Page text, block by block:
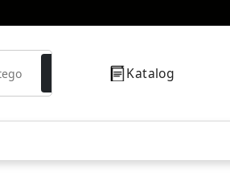
Katalog